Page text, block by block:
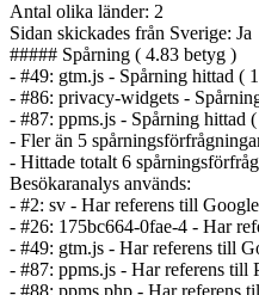
Antal olika länder: 2
Sidan skickades från Sverige: Ja
##### Spårning ( 4.83 betyg )
- #49: gtm.js - Spårning hittad (
- #86: privacy-widgets -
- #87: ppms.js - Spårning hittad
- Fler än 5
- Hittade totalt 6
Besökaranalys används:
- #2: sv - Har referens till
- #26: 175bc664-0fae-4 - Har
- #49: gtm.js - Har referens till
- #87: ppms.js - Har referens till